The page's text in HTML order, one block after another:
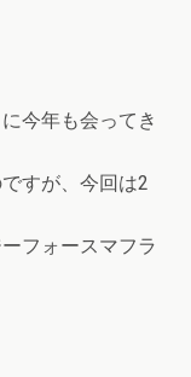
今年も会ってき
すが、今回は2
フォースマフラ